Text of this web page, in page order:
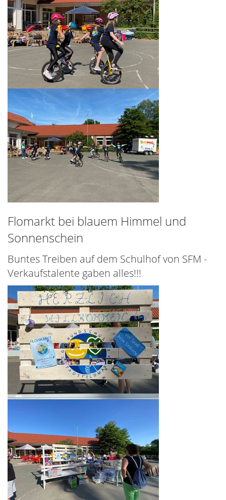
Flomarkt bei blauem Himmel und
Sonnenschein
Buntes Treiben auf dem Schulhof von SFM -
Verkaufstalente gaben alles!!!